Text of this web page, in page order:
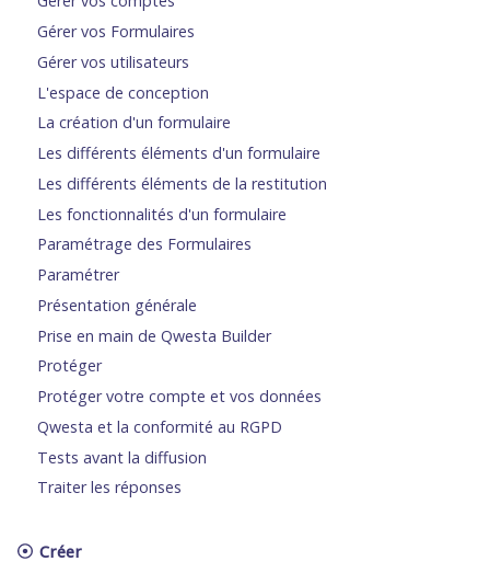
Gérer vos Formulaires
Gérer vos utilisateurs
L'espace de conception
La création d'un formulaire
Les différents éléments d'un formulaire
Les différents éléments de la restitution
Les fonctionnalités d'un formulaire
Paramétrage des Formulaires
Paramétrer
Présentation générale
Prise en main de Qwesta Builder
Protéger
Protéger votre compte et vos données
Qwesta et la conformité au RGPD
Tests avant la diffusion
Traiter les réponses
Créer